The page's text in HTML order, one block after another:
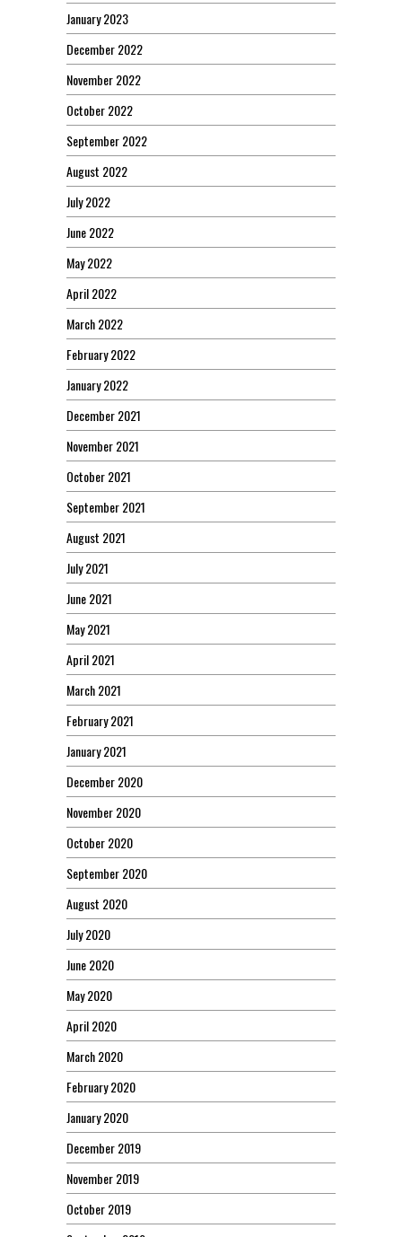
January 2023
December 2022
November 2022
October 2022
September 2022
August 2022
July 2022
June 2022
May 2022
April 2022
March 2022
February 2022
January 2022
December 2021
November 2021
October 2021
September 2021
August 2021
July 2021
June 2021
May 2021
April 2021
March 2021
February 2021
January 2021
December 2020
November 2020
October 2020
September 2020
August 2020
July 2020
June 2020
May 2020
April 2020
March 2020
February 2020
January 2020
December 2019
November 2019
October 2019